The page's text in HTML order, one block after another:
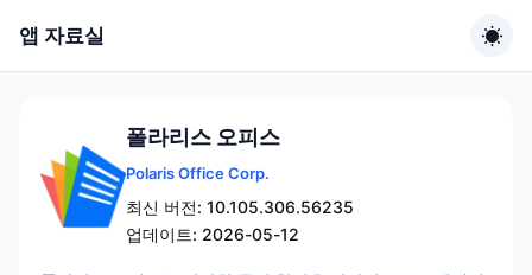
앱 자료실
폴라리스 오피스
Polaris Office Corp.
최신 버전: 10.105.306.56235
업데이트: 2026-05-12